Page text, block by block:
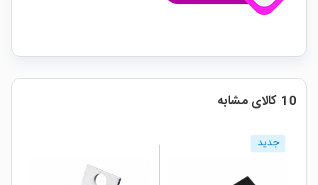
10 کالای مشابه
جدید